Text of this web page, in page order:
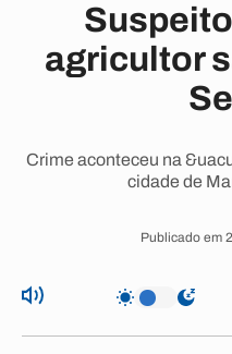
agricultor
Crime aconteceu na
cidade de
Publicado em